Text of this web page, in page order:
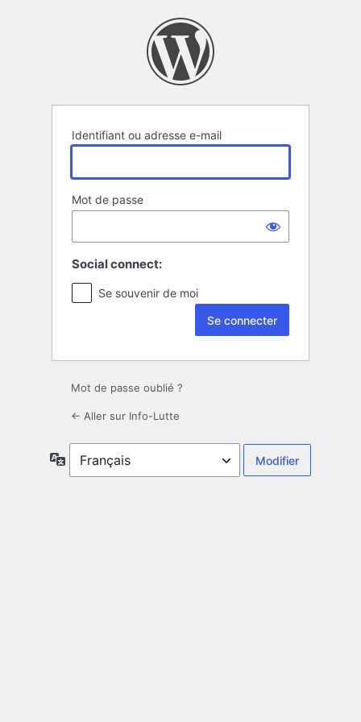
Identifiant ou adresse e-mail
Mot de passe
Social connect:
Se souvenir de moi
Mot de passe oublié ?
← Aller sur Info-Lutte
Langue